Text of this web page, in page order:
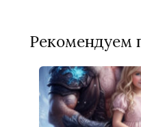
Рекомендуем